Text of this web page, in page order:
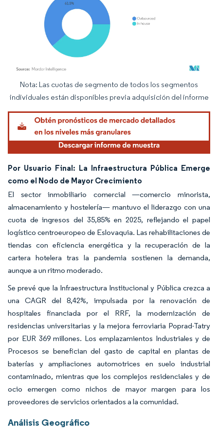
Imagen © Mordor Intelligence. El uso requiere atribución según CC BY 4.0.
Nota: Las cuotas de segmento de todos los segmentos
individuales están disponibles previa adquisición del informe
Por Usuario Final: La Infraestructura Pública Emerge
como el Nodo de Mayor Crecimiento
El sector inmobiliario comercial —comercio minorista,
almacenamiento y hostelería— mantuvo el liderazgo con una
cuota de ingresos del 35,85% en 2025, reflejando el papel
logístico centroeuropeo de Eslovaquia. Las rehabilitaciones de
tiendas con eficiencia energética y la recuperación de la
cartera hotelera tras la pandemia sostienen la demanda,
aunque a un ritmo moderado.
Se prevé que la Infraestructura Institucional y Pública crezca a
una CAGR del 8,42%, impulsada por la renovación de
hospitales financiada por el RRF, la modernización de
residencias universitarias y la mejora ferroviaria Poprad-Tatry
por EUR 369 millones. Los emplazamientos Industriales y de
Procesos se benefician del gasto de capital en plantas de
baterías y ampliaciones automotrices en suelo industrial
contaminado, mientras que los complejos residenciales y de
ocio emergen como nichos de mayor margen para los
proveedores de servicios orientados a la comunidad.
Análisis Geográfico